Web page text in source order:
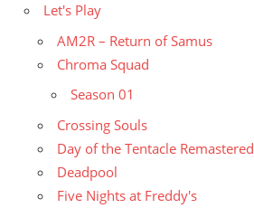
Let's Play
AM2R – Return of Samus
Chroma Squad
Season 01
Crossing Souls
Day of the Tentacle Remastered
Deadpool
Five Nights at Freddy's